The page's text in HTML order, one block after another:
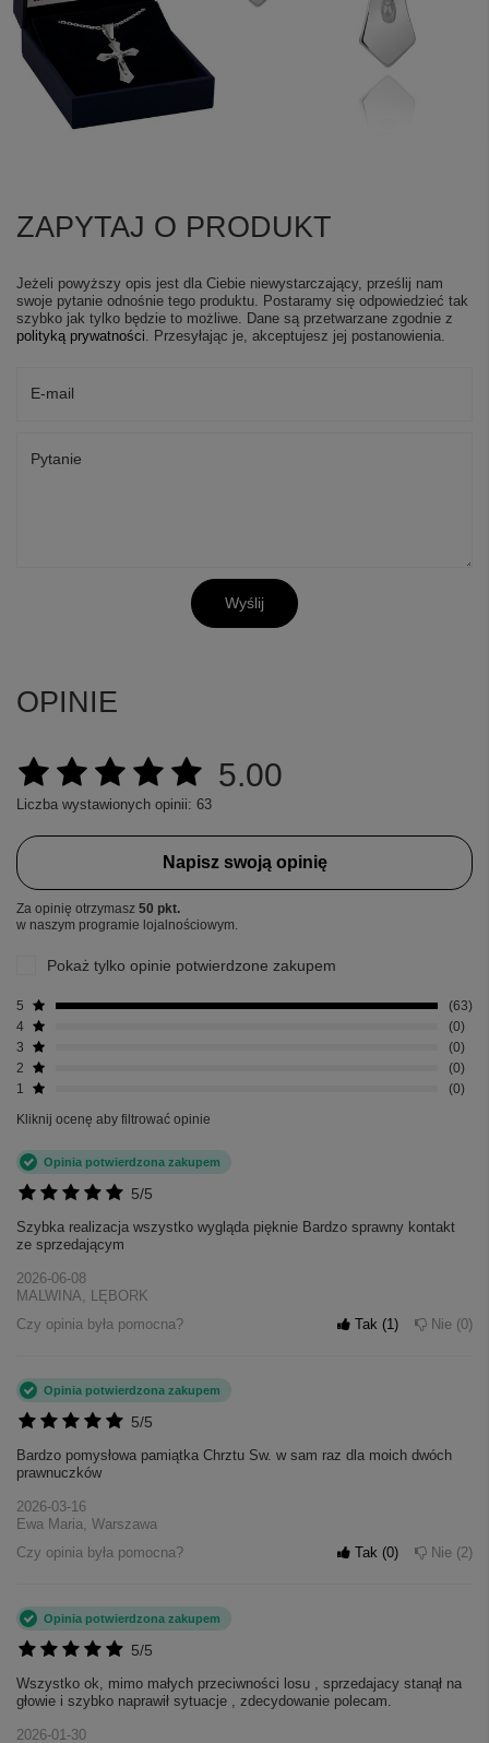
ZAPYTAJ O PRODUKT
Jeżeli powyższy opis jest dla Ciebie niewystarczający, prześlij nam
swoje pytanie odnośnie tego produktu. Postaramy się odpowiedzieć tak
szybko jak tylko będzie to możliwe. Dane są przetwarzane zgodnie z
polityką prywatności . Przesyłając je, akceptujesz jej postanowienia.
E-mail
Pytanie
Wyślij
OPINIE
5.00
Liczba wystawionych opinii: 63
Napisz swoją opinię
Za opinię otrzymasz 50 pkt.
w naszym programie lojalnościowym.
Pokaż tylko opinie potwierdzone zakupem
5
63
4
0
3
0
2
0
1
0
Kliknij ocenę aby filtrować opinie
5/5
Opinia potwierdzona zakupem
Szybka realizacja wszystko wygląda pięknie Bardzo sprawny kontakt
ze sprzedającym
2026-06-08
MALWINA, LĘBORK
Czy opinia była pomocna?
Tak 1 Nie 0
5/5
Opinia potwierdzona zakupem
Bardzo pomysłowa pamiątka Chrztu Sw. w sam raz dla moich dwóch
prawnuczków
2026-03-16
Ewa Maria, Warszawa
Czy opinia była pomocna?
Tak 0 Nie 2
5/5
Opinia potwierdzona zakupem
Wszystko ok, mimo małych przeciwności losu , sprzedajacy stanął na
głowie i szybko naprawił sytuacje , zdecydowanie polecam.
2026-01-30